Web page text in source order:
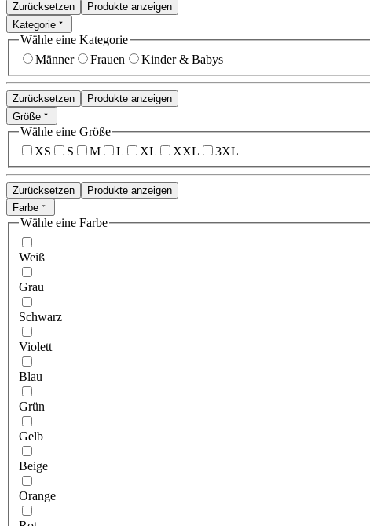
Zurücksetzen
Produkte anzeigen
Kategorie
Wähle eine Kategorie
Männer
Frauen Kinder & Babys
Zurücksetzen
Produkte anzeigen
Größe
Wähle eine Größe
XS
S M L XL XXL 3XL
Zurücksetzen
Produkte anzeigen
Farbe
Wähle eine Farbe
Weiß
Grau
Schwarz
Violett
Blau
Grün
Gelb
Beige
Orange